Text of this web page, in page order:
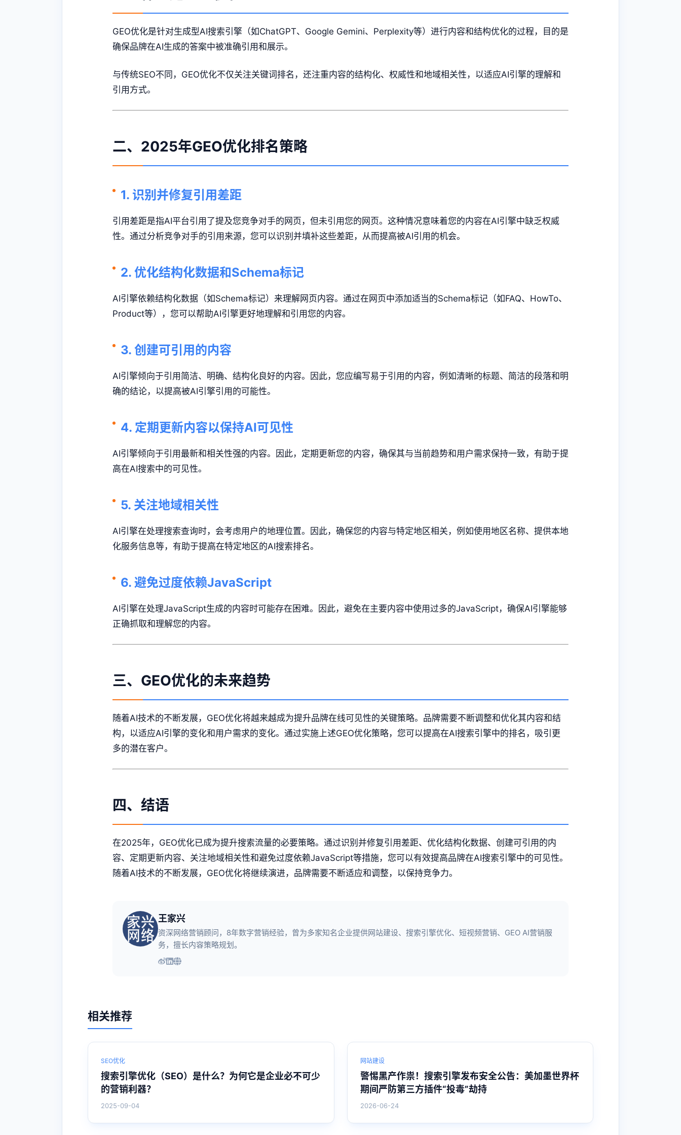
GEO优化是针对生成型AI搜索引擎（如ChatGPT、Google Gemini、Perplexity等）进行内容和结构优化的过程，目的是
确保品牌在AI生成的答案中被准确引用和展示。
与传统SEO不同，GEO优化不仅关注关键词排名，还注重内容的结构化、权威性和地域相关性，以适应AI引擎的理解和
引用方式。
二、2025年GEO优化排名策略
1. 识别并修复引用差距
引用差距是指AI平台引用了提及您竞争对手的网页，但未引用您的网页。这种情况意味着您的内容在AI引擎中缺乏权威
性。通过分析竞争对手的引用来源，您可以识别并填补这些差距，从而提高被AI引用的机会。
2. 优化结构化数据和Schema标记
AI引擎依赖结构化数据（如Schema标记）来理解网页内容。通过在网页中添加适当的Schema标记（如FAQ、HowTo、
Product等），您可以帮助AI引擎更好地理解和引用您的内容。
3. 创建可引用的内容
AI引擎倾向于引用简洁、明确、结构化良好的内容。因此，您应编写易于引用的内容，例如清晰的标题、简洁的段落和明
确的结论，以提高被AI引擎引用的可能性。
4. 定期更新内容以保持AI可见性
AI引擎倾向于引用最新和相关性强的内容。因此，定期更新您的内容，确保其与当前趋势和用户需求保持一致，有助于提
高在AI搜索中的可见性。
5. 关注地域相关性
AI引擎在处理搜索查询时，会考虑用户的地理位置。因此，确保您的内容与特定地区相关，例如使用地区名称、提供本地
化服务信息等，有助于提高在特定地区的AI搜索排名。
6. 避免过度依赖JavaScript
AI引擎在处理JavaScript生成的内容时可能存在困难。因此，避免在主要内容中使用过多的JavaScript，确保AI引擎能够
正确抓取和理解您的内容。
三、GEO优化的未来趋势
随着AI技术的不断发展，GEO优化将越来越成为提升品牌在线可见性的关键策略。品牌需要不断调整和优化其内容和结
构，以适应AI引擎的变化和用户需求的变化。通过实施上述GEO优化策略，您可以提高在AI搜索引擎中的排名，吸引更
多的潜在客户。
四、结语
在2025年，GEO优化已成为提升搜索流量的必要策略。通过识别并修复引用差距、优化结构化数据、创建可引用的内
容、定期更新内容、关注地域相关性和避免过度依赖JavaScript等措施，您可以有效提高品牌在AI搜索引擎中的可见性。
随着AI技术的不断发展，GEO优化将继续演进，品牌需要不断适应和调整，以保持竞争力。
王家兴
资深网络营销顾问，8年数字营销经验，曾为多家知名企业提供网站建设、搜索引擎优化、短视频营销、GEO AI营销服
务，擅长内容策略规划。
相关推荐
SEO优化
搜索引擎优化（SEO）是什么？为何它是企业必不可少
的营销利器？
2025-09-04
网站建设
警惕黑产作祟！搜索引擎发布安全公告：美加墨世界杯
期间严防第三方插件“投毒”劫持
2026-06-24